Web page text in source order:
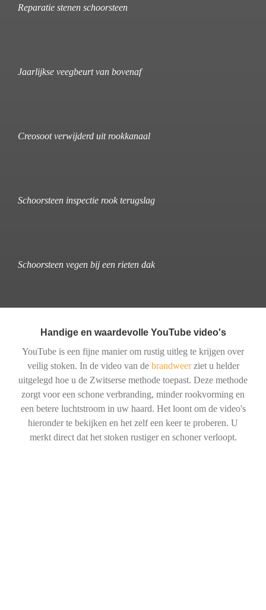
Reparatie stenen schoorsteen
Jaarlijkse veegbeurt van bovenaf
Creosoot verwijderd uit rookkanaal
Schoorsteen inspectie rook terugslag
Schoorsteen vegen bij een rieten dak
Handige en waardevolle YouTube video's
YouTube is een fijne manier om rustig uitleg te krijgen over
veilig stoken. In de video van de brandweerziet u helder
uitgelegd hoe u de Zwitserse methode toepast. Deze methode
zorgt voor een schone verbranding, minder rookvorming en
een betere luchtstroom in uw haard. Het loont om de video's
hieronder te bekijken en het zelf een keer te proberen. U
merkt direct dat het stoken rustiger en schoner verloopt.